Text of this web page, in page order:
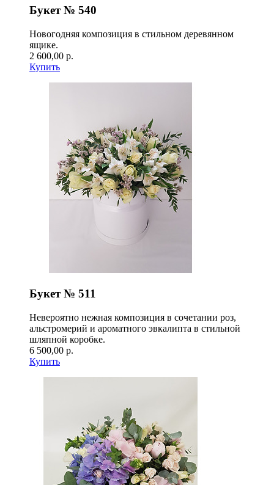
Букет № 540
Новогодняя композиция в стильном деревянном
ящике.
2 600,00 р.
Купить
Букет № 511
Невероятно нежная композиция в сочетании роз,
альстромерий и ароматного эвкалипта в стильной
шляпной коробке.
6 500,00 р.
Купить